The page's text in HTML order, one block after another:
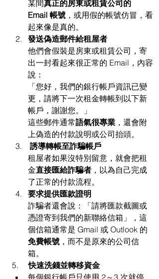
某間真正的房東或租賃公司的
Email 帳號 ，或用假的帳號仿冒，看
起來像是真的。
發送偽造郵件給租屋者
他們會假裝是房東或租賃公司，寄
出一封看起來很正常的 Email，內容
說：
「您好，我們的銀行帳戶資訊已變
更，請將下一次租金轉帳到以下新
帳戶，謝謝您。」
這些郵件通常語氣很專業 ，還會附
上偽造的付款說明或公司抬頭。
誘導轉帳至詐騙帳戶
租屋者如果沒特別留意，就會把租
金直接匯給詐騙者 ，以為自己完成
了正常的付款流程。
要求提供匯款證明
詐騙者還會說：「請將匯款截圖或
憑證寄到我們的新聯絡信箱」，這
個信箱通常是 Gmail 或 Outlook 的
免費帳號 ，而不是原來的公司信
箱。
5. 快速洗錢並轉移資金
每個銀行帳戶只使用 2～3 次就停